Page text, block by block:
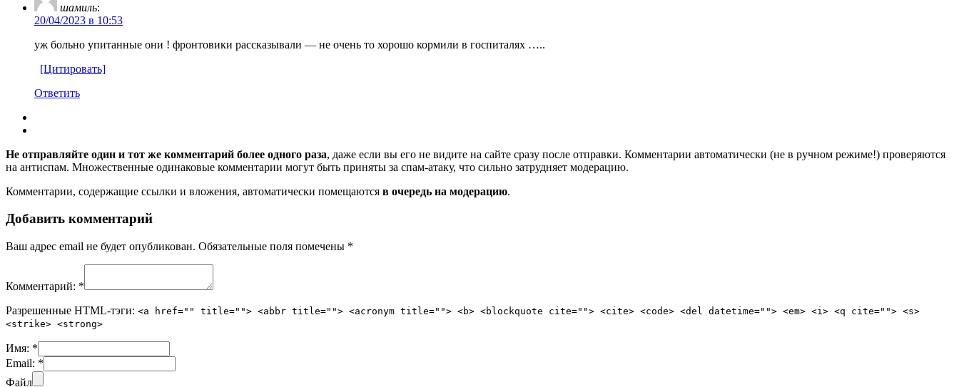
шамиль:
20/04/2023 в 10:53
уж больно упитанные они ! фронтовики рассказывали — не очень то хорошо кормили в госпиталях …..
[Цитировать]
Ответить
Не отправляйте один и тот же комментарий более одного раза, даже если вы его не видите на сайте сразу после отправки. Комментарии автоматически (не в ручном режиме!) проверяются
на антиспам. Множественные одинаковые комментарии могут быть приняты за спам-атаку, что сильно затрудняет модерацию.
Комментарии, содержащие ссылки и вложения, автоматически помещаются в очередь на модерацию.
Добавить комментарий
Ваш адрес email не будет опубликован. Обязательные поля помечены *
Комментарий: *
Разрешенные HTML-тэги: <a href="" title=""> <abbr title=""> <acronym title=""> <b> <blockquote cite=""> <cite> <code> <del datetime=""> <em> <i> <q cite=""> <s>
<strike> <strong>
Имя: *
Email: *
Файл